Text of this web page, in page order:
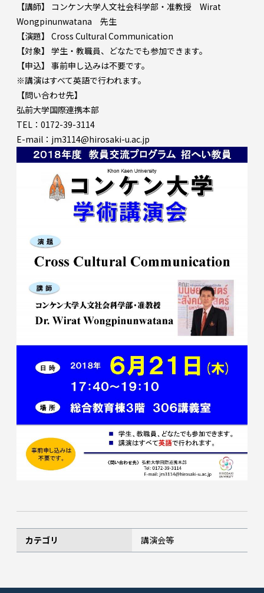
【講師】 コンケン大学人文社会科学部・准教授 Wirat
Wongpinunwatana 先生
【演題】 Cross Cultural Communication
【対象】 学生・教職員、どなたでも参加できます。
【申込】 事前申し込みは不要です。
※講演はすべて英語で行われます。
【問い合わせ先】
弘前大学国際連携本部
TEL：0172-39-3114
E-mail：jm3114@hirosaki-u.ac.jp
カテゴリ 講演会等